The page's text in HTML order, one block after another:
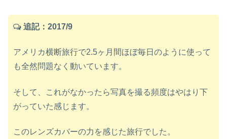
追記：2017/9
アメリカ横断旅行で2.5ヶ月間ほぼ毎日のように使って
も全然問題なく動いています。
そして、これがなかったら写真を撮る頻度はやはり下
がっていた感じます。
このレンズカバーの力を感じた旅行でした。